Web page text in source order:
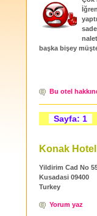
başka bişey
Bu otel
Sayfa: 1
Konak
Yildirim Cad No
Kusadasi 09400
Turkey
Yorum yaz